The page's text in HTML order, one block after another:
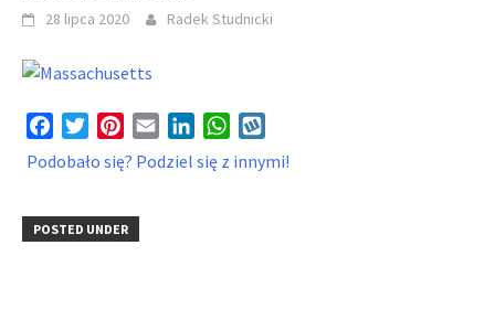
28 lipca 2020 Radek Studnicki
FacebookTwitterPinterest
Email LinkedInWhatsApp
Podobało się? Podziel się z innymi!
POSTED UNDER